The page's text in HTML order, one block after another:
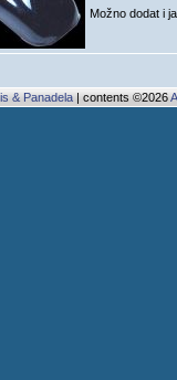
Možno dodat i
& Panadela| contents ©2026